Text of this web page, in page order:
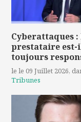
Cyberattaques :
prestataire est-
toujours
le le 09 Juillet 2026,
Tribunes